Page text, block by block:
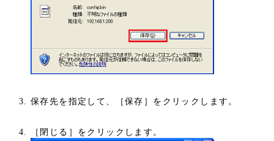
保存先を指定して、［保存］をクリックします。
［閉じる］をクリックします。